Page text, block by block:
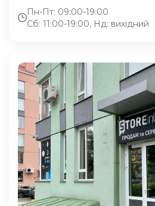
Пн-Пт: 09:00-19:00
Сб: 11:00-19:00, Нд: вихідний